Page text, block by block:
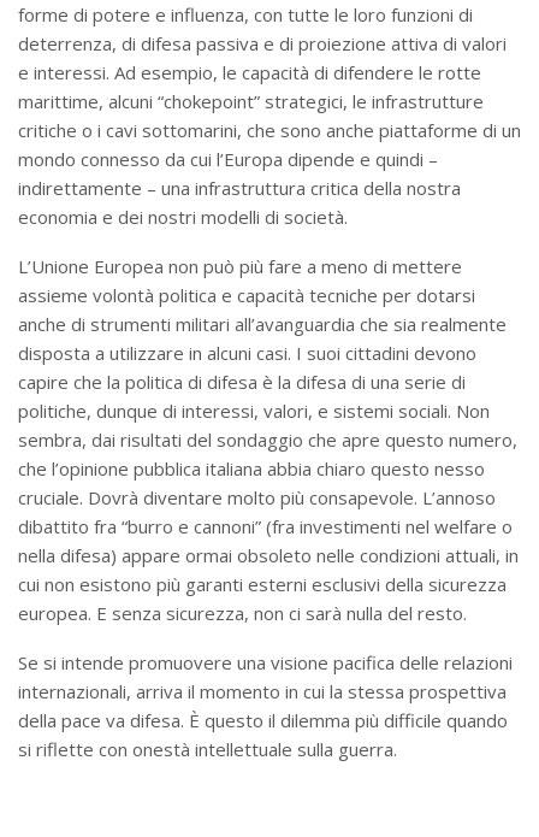
forme di potere e influenza, con tutte le loro funzioni di
deterrenza, di difesa passiva e di proiezione attiva di valori
e interessi. Ad esempio, le capacità di difendere le rotte
marittime, alcuni “chokepoint” strategici, le infrastrutture
critiche o i cavi sottomarini, che sono anche piattaforme di un
mondo connesso da cui l’Europa dipende e quindi –
indirettamente – una infrastruttura critica della nostra
economia e dei nostri modelli di società.
L’Unione Europea non può più fare a meno di mettere
assieme volontà politica e capacità tecniche per dotarsi
anche di strumenti militari all’avanguardia che sia realmente
disposta a utilizzare in alcuni casi. I suoi cittadini devono
capire che la politica di difesa è la difesa di una serie di
politiche, dunque di interessi, valori, e sistemi sociali. Non
sembra, dai risultati del sondaggio che apre questo numero,
che l’opinione pubblica italiana abbia chiaro questo nesso
cruciale. Dovrà diventare molto più consapevole. L’annoso
dibattito fra “burro e cannoni” (fra investimenti nel welfare o
nella difesa) appare ormai obsoleto nelle condizioni attuali, in
cui non esistono più garanti esterni esclusivi della sicurezza
europea. E senza sicurezza, non ci sarà nulla del resto.
Se si intende promuovere una visione pacifica delle relazioni
internazionali, arriva il momento in cui la stessa prospettiva
della pace va difesa. È questo il dilemma più difficile quando
si riflette con onestà intellettuale sulla guerra.